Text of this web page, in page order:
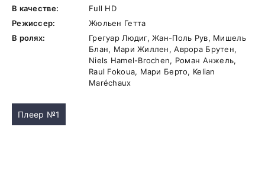
В качестве:
Full HD
Режиссер:
Жюльен Гетта
В ролях:
Грегуар Людиг, Жан-Поль Рув, Мишель
Блан, Мари Жиллен, Аврора Брутен,
Niels Hamel-Brochen, Роман Анжель,
Raul Fokoua, Мари Берто, Kelian
Maréchaux
Плеер №1